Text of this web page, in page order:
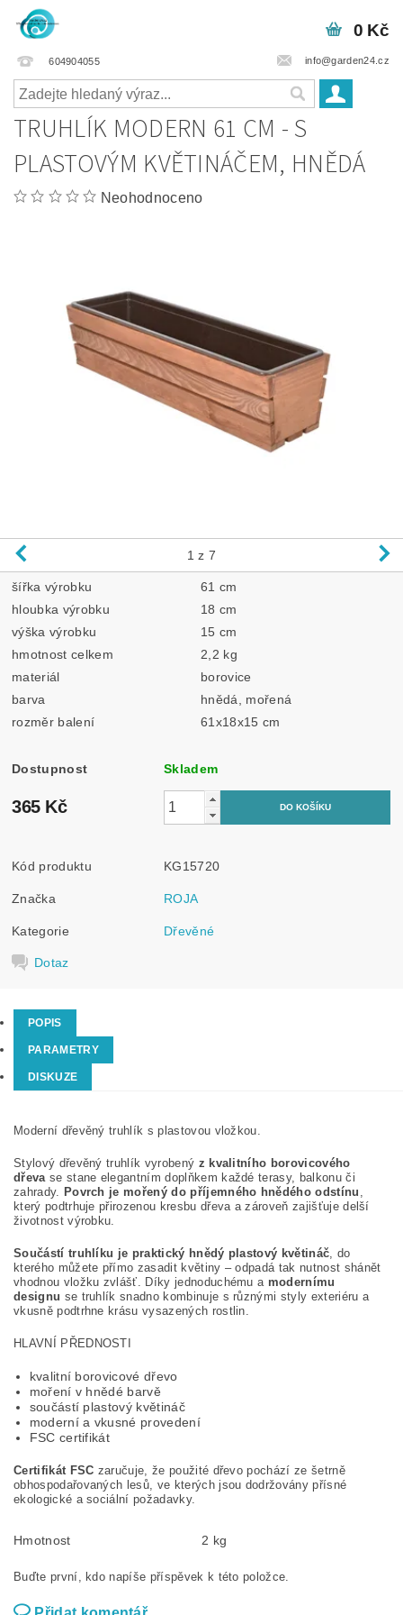
604904055 info@garden24.cz
0 Kč
TRUHLÍK MODERN 61 CM - S
PLASTOVÝM KVĚTINÁČEM, HNĚDÁ
Neohodnoceno
1 z 7
šířka výrobku
61 cm
hloubka výrobku
18 cm
výška výrobku
15 cm
hmotnost celkem
2,2 kg
materiál
borovice
barva
hnědá, mořená
rozměr balení
61x18x15 cm
Dostupnost Skladem
365 Kč
Kód produktu KG15720
Značka ROJA
Kategorie Dřevěné
Dotaz
POPIS
PARAMETRY
DISKUZE
Moderní dřevěný truhlík s plastovou vložkou.
Stylový dřevěný truhlík vyrobený z kvalitního borovicového
dřeva se stane elegantním doplňkem každé terasy, balkonu či
zahrady. Povrch je mořený do příjemného hnědého odstínu ,
který podtrhuje přirozenou kresbu dřeva a zároveň zajišťuje delší
životnost výrobku.
Součástí truhlíku je praktický hnědý plastový květináč, do
kterého můžete přímo zasadit květiny – odpadá tak nutnost shánět
vhodnou vložku zvlášť. Díky jednoduchému a modernímu
designu se truhlík snadno kombinuje s různými styly exteriéru a
vkusně podtrhne krásu vysazených rostlin.
HLAVNÍ PŘEDNOSTI
kvalitní borovicové dřevo
moření v hnědé barvě
součástí plastový květináč
moderní a vkusné provedení
FSC certifikát
Certifikát FSC zaručuje, že použité dřevo pochází ze šetrně
obhospodařovaných lesů, ve kterých jsou dodržovány přísné
ekologické a sociální požadavky.
Hmotnost 2 kg
Buďte první, kdo napíše příspěvek k této položce.